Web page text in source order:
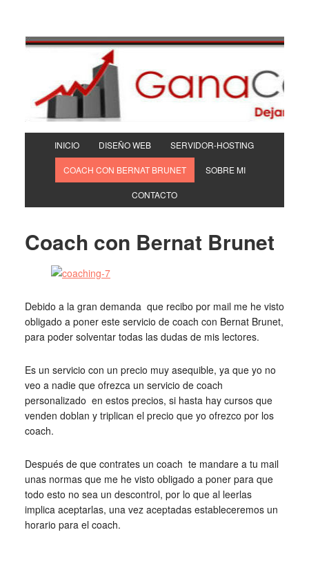
INICIO DISEÑO WEB SERVIDOR-HOSTING
COACH CON BERNAT BRUNET SOBRE MI
CONTACTO
Coach con Bernat Brunet
Debido a la gran demanda que recibo por mail me he visto
obligado a poner este servicio de coach con Bernat Brunet,
para poder solventar todas las dudas de mis lectores.
Es un servicio con un precio muy asequible, ya que yo no
veo a nadie que ofrezca un servicio de coach
personalizado en estos precios, si hasta hay cursos que
venden doblan y triplican el precio que yo ofrezco por los
coach.
Después de que contrates un coach te mandare a tu mail
unas normas que me he visto obligado a poner para que
todo esto no sea un descontrol, por lo que al leerlas
implica aceptarlas, una vez aceptadas estableceremos un
horario para el coach.